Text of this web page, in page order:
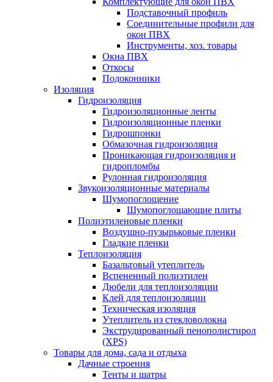
Подставочный профиль
Соединительные профили для
окон ПВХ
Инструменты, хоз. товары
Окна ПВХ
Откосы
Подоконники
Изоляция
Гидроизоляция
Гидроизоляционные ленты
Гидроизоляционные пленки
Гидрошпонки
Обмазочная гидроизоляция
Проникающая гидроизоляция и
гидропломбы
Рулонная гидроизоляция
Звукоизоляционные материалы
Шумопоглощение
Шумопоглощающие плиты
Полиэтиленовые пленки
Воздушно-пузырьковые пленки
Гладкие пленки
Теплоизоляция
Базальтовый утеплитель
Вспененный полиэтилен
Дюбели для теплоизоляции
Клей для теплоизоляции
Техническая изоляция
Утеплитель из стекловолокна
Экструдированный пенополистирол
(XPS)
Товары для дома, сада и отдыха
Дачные строения
Тенты и шатры